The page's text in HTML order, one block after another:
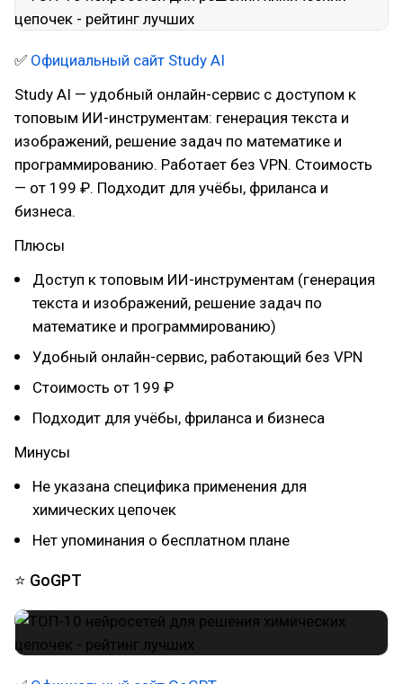
✅ Официальный сайт Study AI
Study AI — удобный онлайн-сервис с доступом к
топовым ИИ-инструментам: генерация текста и
изображений, решение задач по математике и
программированию. Работает без VPN. Стоимость
— от 199 ₽. Подходит для учёбы, фриланса и
бизнеса.
Плюсы
Доступ к топовым ИИ-инструментам (генерация
текста и изображений, решение задач по
математике и программированию)
Удобный онлайн-сервис, работающий без VPN
Стоимость от 199 ₽
Подходит для учёбы, фриланса и бизнеса
Минусы
Не указана специфика применения для
химических цепочек
Нет упоминания о бесплатном плане
⭐ GoGPT